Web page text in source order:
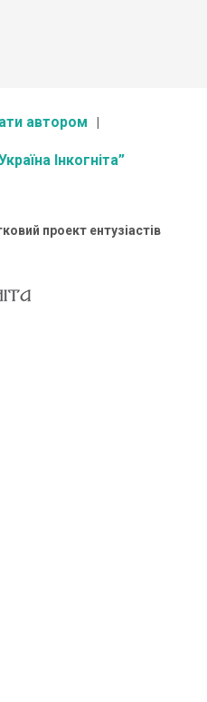
автором
Інкогніта”
проект ентузіастів